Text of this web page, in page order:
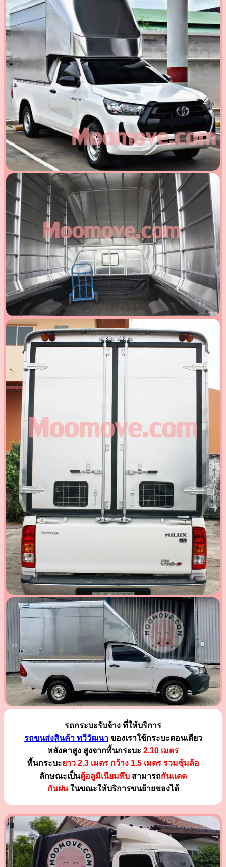
รถกระบะรับจ้าง ที่ให้บริการ
รถขนส่งสินค้า ทวีวัฒนาของเราใช้กระบะตอนเดียว
หลังคาสูง สูงจากพื้นกระบะ 2.10 เมตร
พื้นกระบะยาว 2.3 เมตร กว้าง 1.5 เมตร รวมซุ้มล้อ
ลักษณะเป็นตู้อลูมิเนียมทึบ สามารถกันแดด
กันฝนในขณะให้บริการขนย้ายของได้